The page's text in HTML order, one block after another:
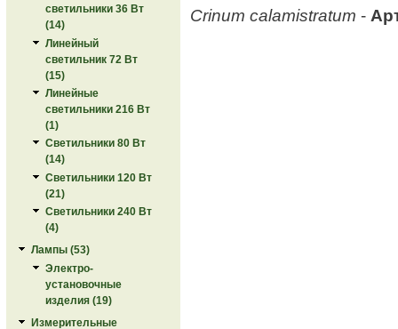
светильники 36 Вт
(14)
Линейный
светильник 72 Вт
(15)
Линейные
светильники 216 Вт
(1)
Светильники 80 Вт
(14)
Светильники 120 Вт
(21)
Светильники 240 Вт
(4)
Лампы (53)
Электро-
установочные
изделия (19)
Измерительные
Crinum calamistratum-